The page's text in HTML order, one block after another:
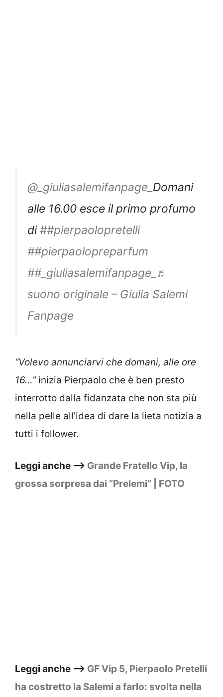
@_giuliasalemifanpage_ Domani
alle 16.00 esce il primo profumo
di##pierpaolopretelli
##pierpaolopreparfum
##_giuliasalemifanpage_ ♬
suono originale – Giulia Salemi
Fanpage
“Volevo annunciarvi che domani, alle ore
16…”inizia Pierpaolo che è ben presto
interrotto dalla fidanzata che non sta più
nella pelle all’idea di dare la lieta notizia a
tutti i follower.
Leggi anche –> Grande Fratello Vip, la
grossa sorpresa dai “Prelemi” | FOTO
Leggi anche –> GF Vip 5, Pierpaolo Pretelli
ha costretto la Salemi a farlo: svolta nella